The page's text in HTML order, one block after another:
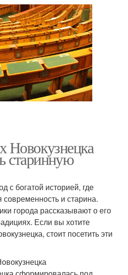
Новокузнецка
старинную
с богатой историей, где
современность и старина.
города рассказывают о его
Если вы хотите
стоит посетить эти